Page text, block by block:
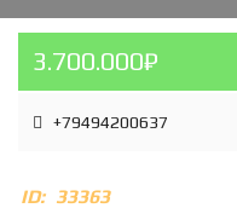
3.700.000₽
+79494200637
ID: 33363